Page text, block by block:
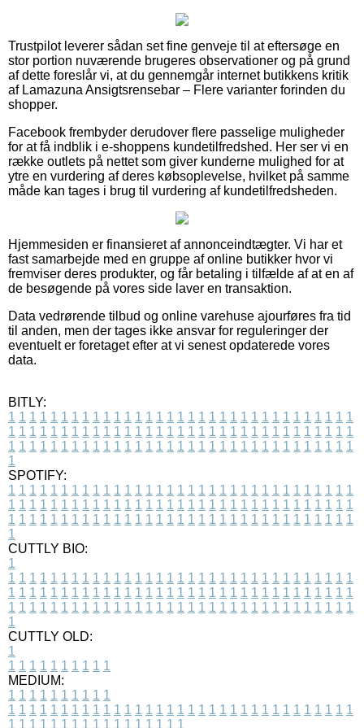
Trustpilot leverer sådan set fine genveje til at eftersøge en
stor portion nuværende brugeres observationer og på grund
af dette foreslår vi, at du gennemgår internet butikkens kritik
af Lamazuna Ansigtsrensebar – Flere varianter forinden du
shopper.
Facebook frembyder derudover flere passelige muligheder
for at få indblik i e-shoppens kundetilfredshed. Her ser vi en
række outlets på nettet som giver kunderne mulighed for at
ytre en vurdering af deres købsoplevelse, hvilket på samme
måde kan tages i brug til vurdering af kundetilfredsheden.
Hjemmesiden er finansieret af annonceindtægter. Vi har et
fast samarbejde med en gruppe af online butikker hvor vi
fremviser deres produkter, og får betaling i tilfælde af at en af
de besøgende på vores side laver en transaktion.
Data vedrørende tilbud og online varehuse ajourføres fra tid
til anden, men der tages ikke ansvar for reguleringer der
eventuelt er foretaget efter at vi senest opdaterede vores
data.
BITLY:
1 1 1 1 1 1 1 1 1 1 1 1 1 1 1 1 1 1 1 1 1 1 1 1 1 1 1 1 1 1 1 1 1
1 1 1 1 1 1 1 1 1 1 1 1 1 1 1 1 1 1 1 1 1 1 1 1 1 1 1 1 1 1 1 1 1
1 1 1 1 1 1 1 1 1 1 1 1 1 1 1 1 1 1 1 1 1 1 1 1 1 1 1 1 1 1 1 1 1
1
SPOTIFY:
1 1 1 1 1 1 1 1 1 1 1 1 1 1 1 1 1 1 1 1 1 1 1 1 1 1 1 1 1 1 1 1 1
1 1 1 1 1 1 1 1 1 1 1 1 1 1 1 1 1 1 1 1 1 1 1 1 1 1 1 1 1 1 1 1 1
1 1 1 1 1 1 1 1 1 1 1 1 1 1 1 1 1 1 1 1 1 1 1 1 1 1 1 1 1 1 1 1 1
1
CUTTLY BIO:
1
1 1 1 1 1 1 1 1 1 1 1 1 1 1 1 1 1 1 1 1 1 1 1 1 1 1 1 1 1 1 1 1 1
1 1 1 1 1 1 1 1 1 1 1 1 1 1 1 1 1 1 1 1 1 1 1 1 1 1 1 1 1 1 1 1 1
1 1 1 1 1 1 1 1 1 1 1 1 1 1 1 1 1 1 1 1 1 1 1 1 1 1 1 1 1 1 1 1 1
1
CUTTLY OLD:
1
1 1 1 1 1 1 1 1 1 1
MEDIUM:
1 1 1 1 1 1 1 1 1 1
1 1 1 1 1 1 1 1 1 1 1 1 1 1 1 1 1 1 1 1 1 1 1 1 1 1 1 1 1 1 1 1 1
1 1 1 1 1 1 1 1 1 1 1 1 1 1 1 1 1